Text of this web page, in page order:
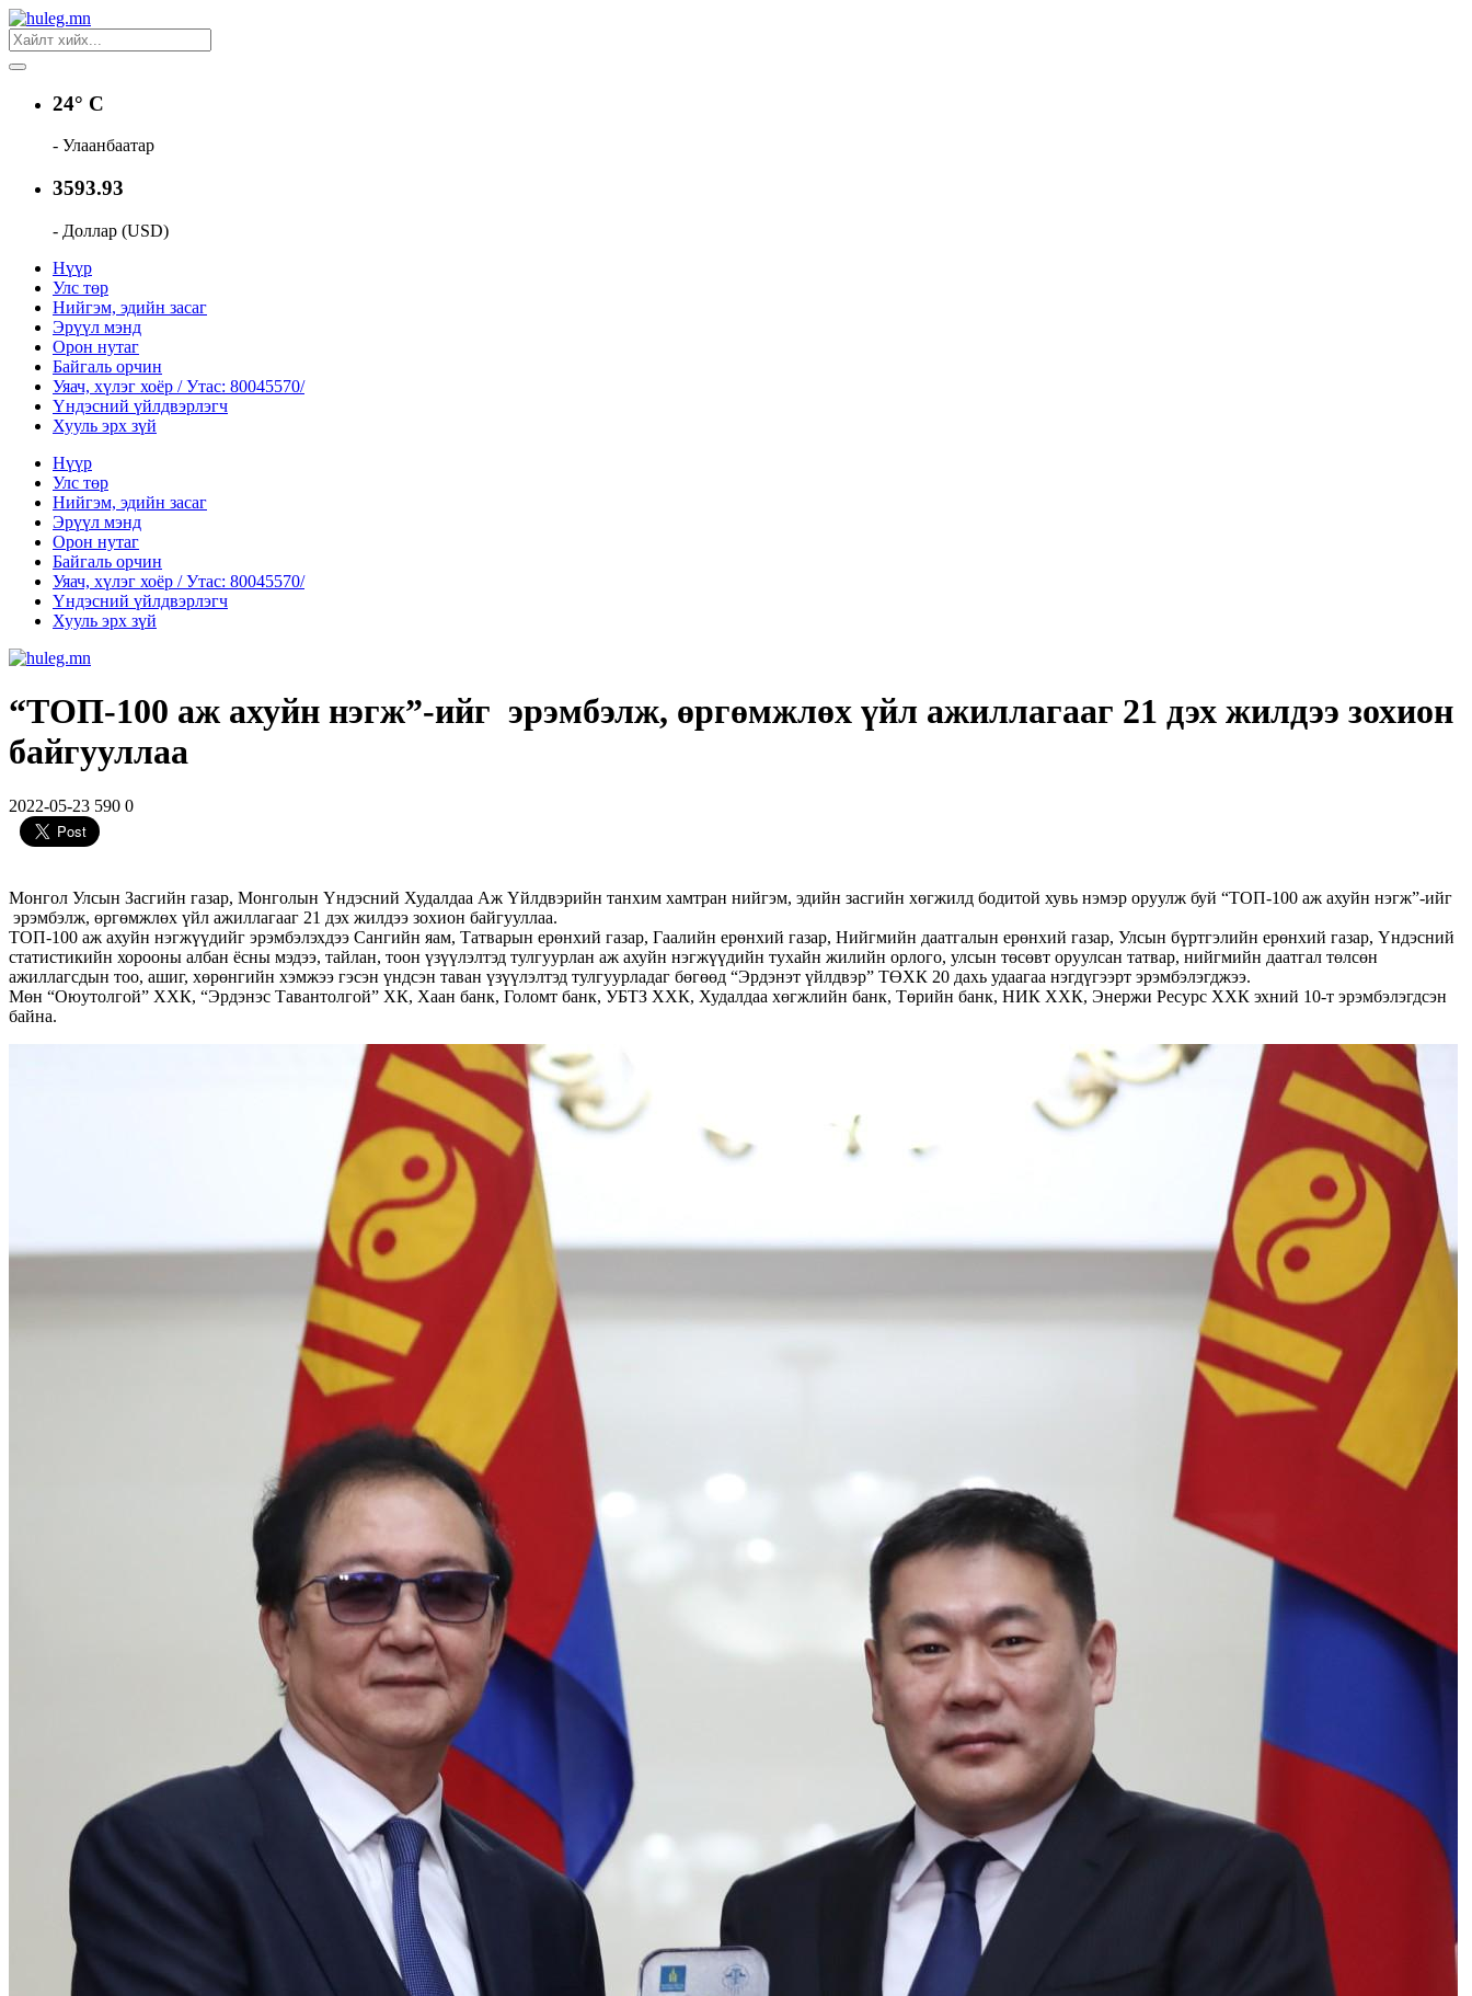
24° C
- Улаанбаатар
3593.93
- Доллар (USD)
Нүүр
Улс төр
Нийгэм, эдийн засаг
Эрүүл мэнд
Орон нутаг
Байгаль орчин
Уяач, хүлэг хоёр / Утас: 80045570/
Үндэсний үйлдвэрлэгч
Хууль эрх зүй
Нүүр
Улс төр
Нийгэм, эдийн засаг
Эрүүл мэнд
Орон нутаг
Байгаль орчин
Уяач, хүлэг хоёр / Утас: 80045570/
Үндэсний үйлдвэрлэгч
Хууль эрх зүй
“ТОП-100 аж ахуйн нэгж”-ийг эрэмбэлж, өргөмжлөх үйл ажиллагааг 21 дэх жилдээ зохион
байгууллаа
2022-05-23 590 0
Монгол Улсын Засгийн газар, Монголын Үндэсний Худалдаа Аж Үйлдвэрийн танхим хамтран нийгэм, эдийн засгийн хөгжилд бодитой хувь нэмэр оруулж буй “ТОП-100 аж ахуйн нэгж”-ийг
эрэмбэлж, өргөмжлөх үйл ажиллагааг 21 дэх жилдээ зохион байгууллаа.
ТОП-100 аж ахуйн нэгжүүдийг эрэмбэлэхдээ Сангийн яам, Татварын ерөнхий газар, Гаалийн ерөнхий газар, Нийгмийн даатгалын ерөнхий газар, Улсын бүртгэлийн ерөнхий газар, Үндэсний
статистикийн хорооны албан ёсны мэдээ, тайлан, тоон үзүүлэлтэд тулгуурлан аж ахуйн нэгжүүдийн тухайн жилийн орлого, улсын төсөвт оруулсан татвар, нийгмийн даатгал төлсөн
ажиллагсдын тоо, ашиг, хөрөнгийн хэмжээ гэсэн үндсэн таван үзүүлэлтэд тулгуурладаг бөгөөд “Эрдэнэт үйлдвэр” ТӨХК 20 дахь удаагаа нэгдүгээрт эрэмбэлэгджээ.
Мөн “Оюутолгой” ХХК, “Эрдэнэс Тавантолгой” ХК, Хаан банк, Голомт банк, УБТЗ ХХК, Худалдаа хөгжлийн банк, Төрийн банк, НИК ХХК, Энержи Ресурс ХХК эхний 10-т эрэмбэлэгдсэн
байна.